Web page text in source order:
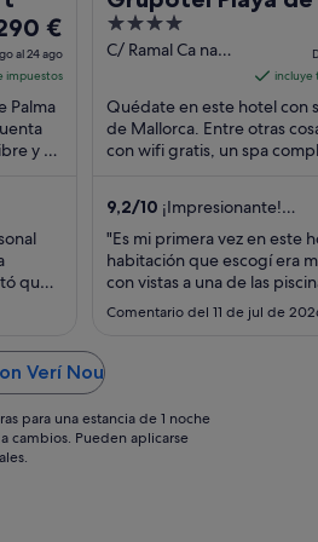
€
€
al 24 ago
impuestos
Palma
y un
que
in
pero
de
..."
Suites & Spa
4
out
5
C/ Ramal Ca na
Mallorca
incluye
Quédate en este hotel con
de Mallorca. Entre otras
con wifi gratis, un spa
9,2/10 ¡Impresionante!
(874 comentarios)
"Es mi primera vez en este
habitación que escogí era
con vistas a una de las
adultos, en una zona que se
es más exclusiva. La
incómodo ..."
Comentario del 11 de jul de
Verí Nou
para una estancia de 1 noche
cambios. Pueden aplicarse